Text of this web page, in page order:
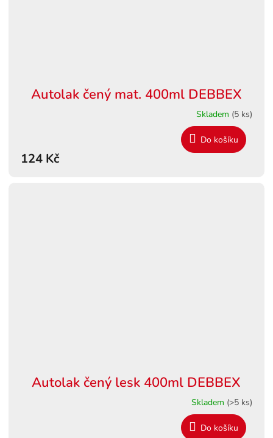
Autolak čený mat. 400ml DEBBEX
Skladem (5 ks)
124 Kč
Do košíku
Autolak čený lesk 400ml DEBBEX
Skladem (>5 ks)
Do košíku